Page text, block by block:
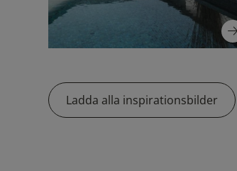
Ladda alla inspirationsbilder